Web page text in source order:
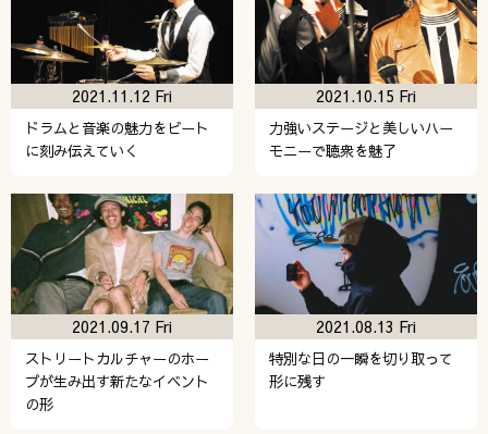
ドラムと音楽の魅力をビート
に刻み伝えていく
2021.11.12 Fri
力強いステージと美しいハー
モニーで聴衆を魅了
2021.10.15 Fri
ストリートカルチャーのホー
プが生み出す新たなイベント
の形
2021.09.17 Fri
特別な日の一瞬を切り取って
形に残す
2021.08.13 Fri